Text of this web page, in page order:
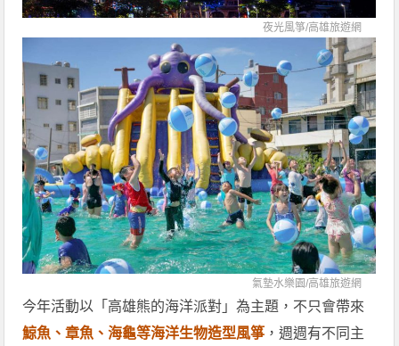
夜光風箏/高雄旅遊網
氣墊水樂園/高雄旅遊網
今年活動以「高雄熊的海洋派對」為主題，不只會帶來
鯨魚、章魚、海龜等海洋生物造型風箏 ，週週有不同主